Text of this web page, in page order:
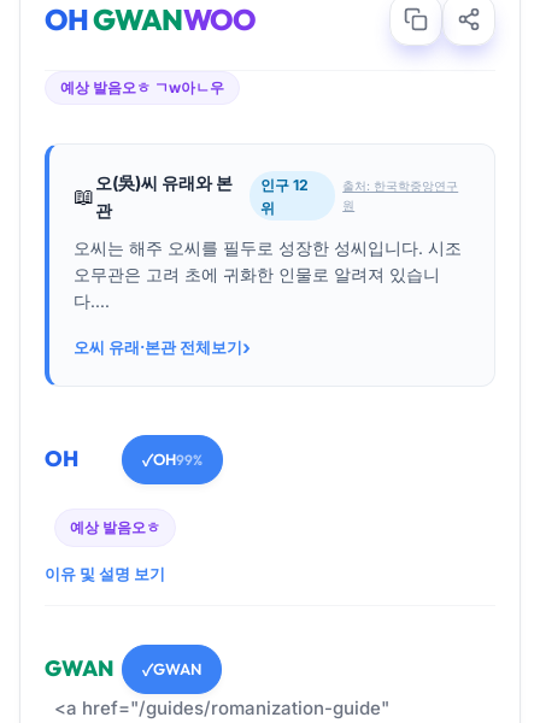
OHGWANWOO
예상 발음오ㅎ ㄱw아ㄴ우
📖
오(吳)씨 유래와 본
관
인구 12
위
출처: 한국학중앙연구
원
오씨는 해주 오씨를 필두로 성장한 성씨입니다. 시조
오무관은 고려 초에 귀화한 인물로 알려져 있습니
다....
오씨 유래·본관 전체보기›
OH ✓OH99%
예상 발음오ㅎ
이유 및 설명 보기
GWAN ✓GWAN
<a href="/guides/romanization-guide"